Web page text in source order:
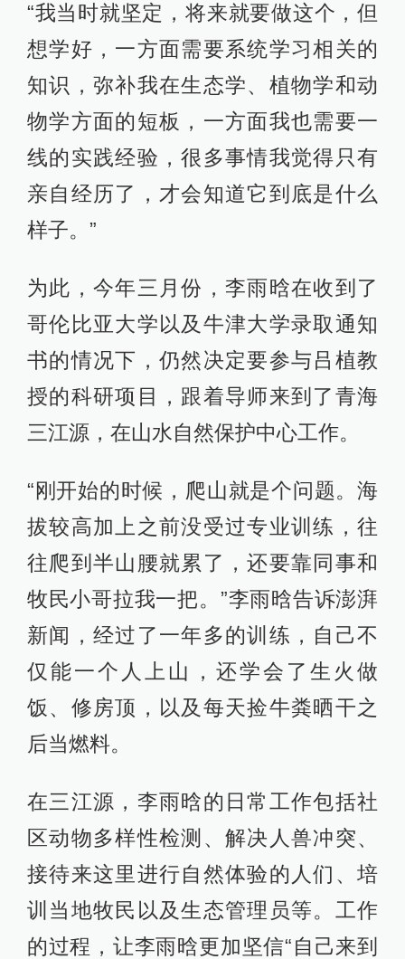
“我当时就坚定，将来就要做这个，但
想学好，一方面需要系统学习相关的
知识，弥补我在生态学、植物学和动
物学方面的短板，一方面我也需要一
线的实践经验，很多事情我觉得只有
亲自经历了，才会知道它到底是什么
样子。”
为此，今年三月份，李雨晗在收到了
哥伦比亚大学以及牛津大学录取通知
书的情况下，仍然决定要参与吕植教
授的科研项目，跟着导师来到了青海
三江源，在山水自然保护中心工作。
“刚开始的时候，爬山就是个问题。海
拔较高加上之前没受过专业训练，往
往爬到半山腰就累了，还要靠同事和
牧民小哥拉我一把。”李雨晗告诉澎湃
新闻，经过了一年多的训练，自己不
仅能一个人上山，还学会了生火做
饭、修房顶，以及每天捡牛粪晒干之
后当燃料。
在三江源，李雨晗的日常工作包括社
区动物多样性检测、解决人兽冲突、
接待来这里进行自然体验的人们、培
训当地牧民以及生态管理员等。工作
的过程，让李雨晗更加坚信“自己来到